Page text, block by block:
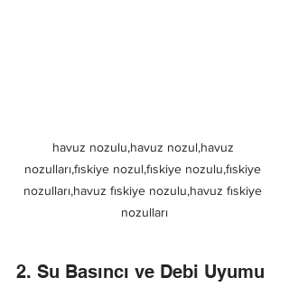
havuz nozulu,havuz nozul,havuz
nozulları,fıskiye nozul,fıskiye nozulu,fıskiye
nozulları,havuz fıskiye nozulu,havuz fıskiye
nozulları
2. Su Basıncı ve Debi Uyumu